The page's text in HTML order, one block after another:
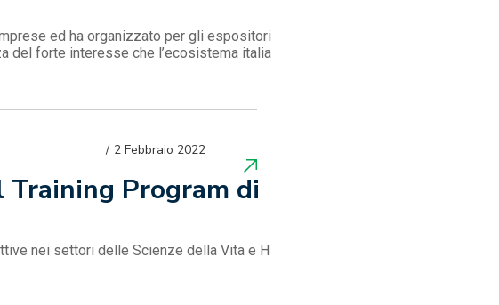
ed ha organizzato per gli espositori
del forte interesse che l’ecosistema italia
Training Program di
2 Febbraio 2022
nei settori delle Scienze della Vita e H